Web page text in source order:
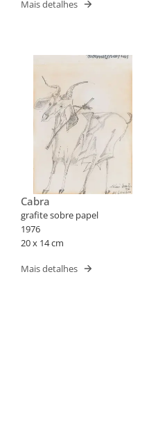
Mais detalhes
Cabra
grafite sobre papel
1976
20 x 14 cm
Mais detalhes